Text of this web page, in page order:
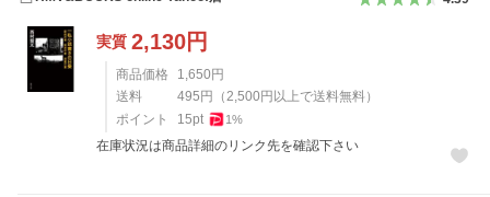
実質 2,130円
商品価格 1,650 円
送料
495 円 （2,500 円以上で送料無料）
ポイント
15pt 1%
在庫状況は商品詳細のリンク先を確認下さい